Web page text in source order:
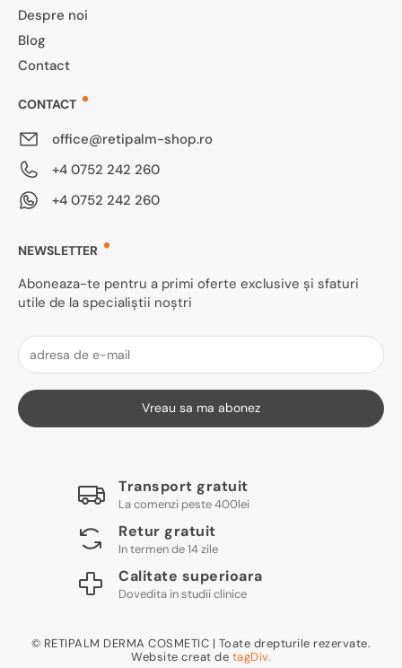
Despre noi
Blog
Contact
CONTACT
office@retipalm-shop.ro
+4 0752 242 260
+4 0752 242 260
NEWSLETTER
Aboneaza-te pentru a primi oferte exclusive și sfaturi
utile de la specialiștii noștri
Vreau sa ma abonez
Transport gratuit
La comenzi peste 400lei
Retur gratuit
In termen de 14 zile
Calitate superioara
Dovedita in studii clinice
© RETIPALM DERMA COSMETIC | Toate drepturile rezervate.
Website creat de tagDiv.